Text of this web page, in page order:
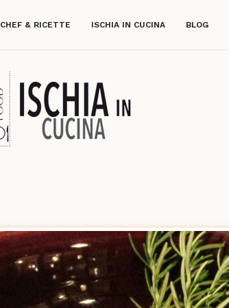
CHEF & RICETTE ISCHIA IN CUCINA BLOG